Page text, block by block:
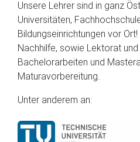
Unsere Lehrer sind in ganz
Universitäten,
Bildungseinrichtungen vor
Nachhilfe, sowie Lektorat
Bachelorarbeiten und
Maturavorbereitung.
Unter anderem an: